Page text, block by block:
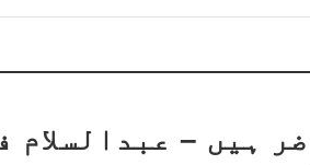
ہیں – عبدالسلام